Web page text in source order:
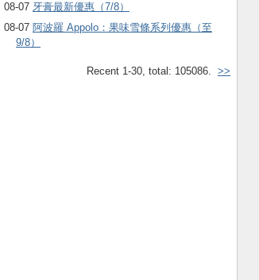
08-07 牙膏最新優惠（7/8）
08-07 阿波羅 Appolo：果味雪條系列優惠（至
9/8）
Recent 1-30, total: 105086. >>